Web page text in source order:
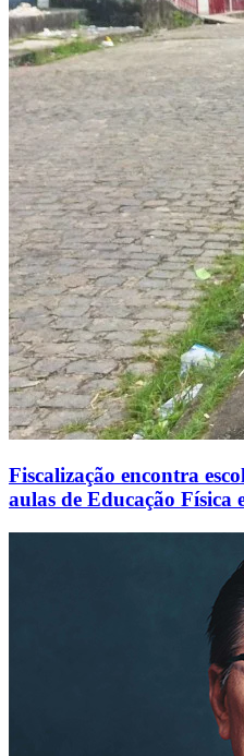
Fiscalização encontra
aulas de Educação Física